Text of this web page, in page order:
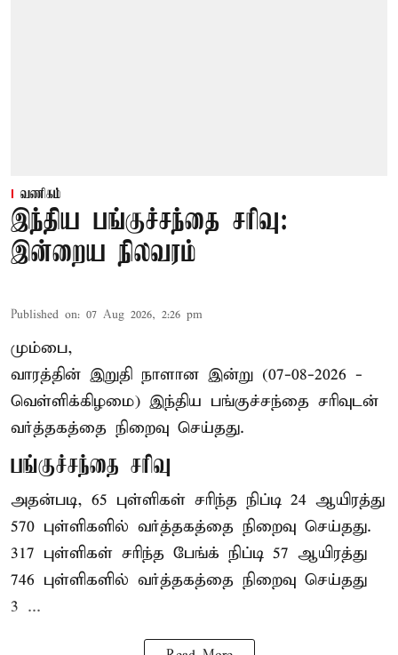
வணிகம்
இந்திய பங்குச்சந்தை சரிவு:
இன்றைய நிலவரம்
Published on: 07 Aug 2026, 2:26 pm
மும்பை,
வாரத்தின் இறுதி நாளான இன்று (07-08-2026 -
வெள்ளிக்கிழமை) இந்திய பங்குச்சந்தை சரிவுடன்
வர்த்தகத்தை நிறைவு செய்தது.
பங்குச்சந்தை சரிவு
அதன்படி, 65 புள்ளிகள் சரிந்த நிப்டி 24 ஆயிரத்து
570 புள்ளிகளில் வர்த்தகத்தை நிறைவு செய்தது.
317 புள்ளிகள் சரிந்த பேங்க் நிப்டி 57 ஆயிரத்து
746 புள்ளிகளில் வர்த்தகத்தை நிறைவு செய்தது
3 ...